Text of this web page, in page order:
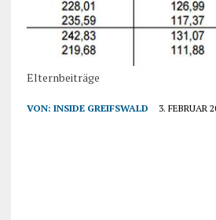
Elternbeiträge
VON: INSIDE GREIFSWALD 3. FEBRUAR